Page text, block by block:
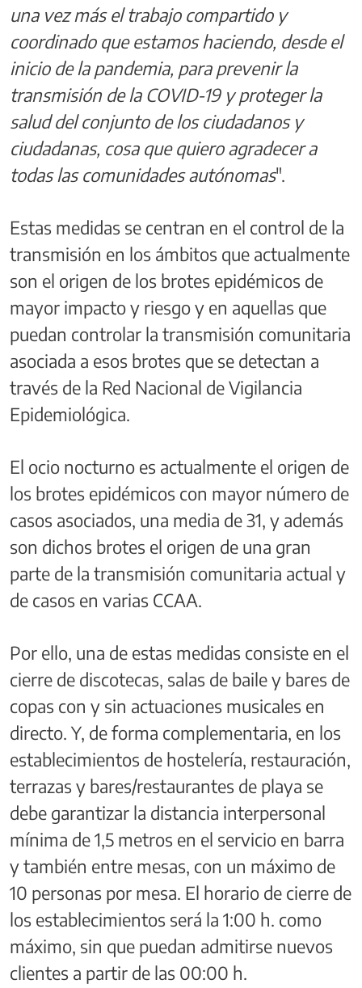
una vez más el trabajo compartido y
coordinado que estamos haciendo, desde el
inicio de la pandemia, para prevenir la
transmisión de la COVID-19 y proteger la
salud del conjunto de los ciudadanos y
ciudadanas, cosa que quiero agradecer a
todas las comunidades autónomas".
Estas medidas se centran en el control de la
transmisión en los ámbitos que actualmente
son el origen de los brotes epidémicos de
mayor impacto y riesgo y en aquellas que
puedan controlar la transmisión comunitaria
asociada a esos brotes que se detectan a
través de la Red Nacional de Vigilancia
Epidemiológica.
El ocio nocturno es actualmente el origen de
los brotes epidémicos con mayor número de
casos asociados, una media de 31, y además
son dichos brotes el origen de una gran
parte de la transmisión comunitaria actual y
de casos en varias CCAA.
Por ello, una de estas medidas consiste en el
cierre de discotecas, salas de baile y bares de
copas con y sin actuaciones musicales en
directo. Y, de forma complementaria, en los
establecimientos de hostelería, restauración,
terrazas y bares/restaurantes de playa se
debe garantizar la distancia interpersonal
mínima de 1,5 metros en el servicio en barra
y también entre mesas, con un máximo de
10 personas por mesa. El horario de cierre de
los establecimientos será la 1:00 h. como
máximo, sin que puedan admitirse nuevos
clientes a partir de las 00:00 h.